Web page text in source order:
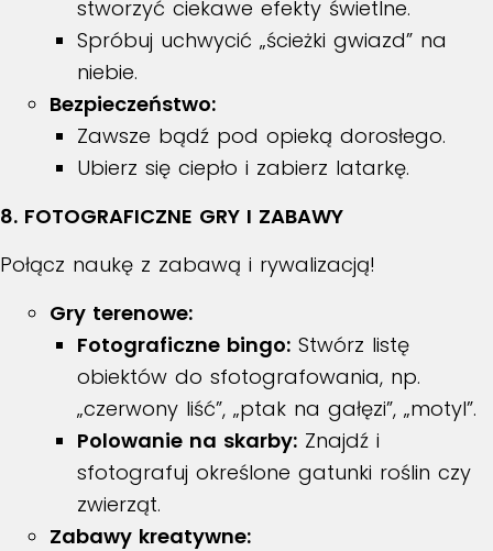
stworzyć ciekawe efekty świetlne.
Spróbuj uchwycić „ścieżki gwiazd” na
niebie.
Bezpieczeństwo:
Zawsze bądź pod opieką dorosłego.
Ubierz się ciepło i zabierz latarkę.
8. FOTOGRAFICZNE GRY I ZABAWY
Połącz naukę z zabawą i rywalizacją!
Gry terenowe:
Fotograficzne bingo: Stwórz listę
obiektów do sfotografowania, np.
„czerwony liść”, „ptak na gałęzi”, „motyl”.
Polowanie na skarby: Znajdź i
sfotografuj określone gatunki roślin czy
zwierząt.
Zabawy kreatywne: